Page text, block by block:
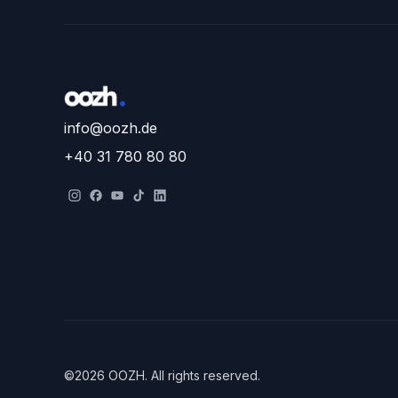
info@oozh.de
+40 31 780 80 80
©2026 OOZH. All rights reserved.